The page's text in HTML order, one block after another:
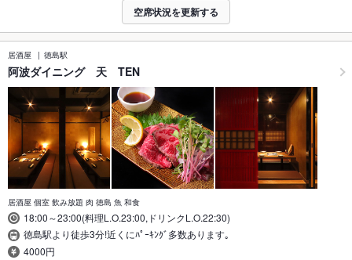
空席状況を更新する
居酒屋 徳島駅
阿波ダイニング 天 TEN
居酒屋 個室 飲み放題 肉 徳島 魚 和食
18:00～23:00(料理L.O.23:00,ドリンクL.O.22:30)
徳島駅より徒歩3分!近くにﾊﾟｰｷﾝｸﾞ多数あります｡
4000円